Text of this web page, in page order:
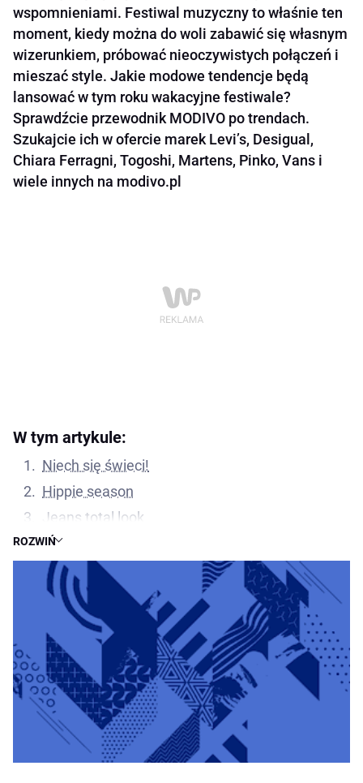
wspomnieniami. Festiwal muzyczny to właśnie ten
moment, kiedy można do woli zabawić się własnym
wizerunkiem, próbować nieoczywistych połączeń i
mieszać style. Jakie modowe tendencje będą
lansować w tym roku wakacyjne festiwale?
Sprawdźcie przewodnik MODIVO po trendach.
Szukajcie ich w ofercie marek Levi’s, Desigual,
Chiara Ferragni, Togoshi, Martens, Pinko, Vans i
wiele innych na modivo.pl
W tym artykule:
ROZWIŃ
Niech się świeci!
Hippie season
Jeans total look
Y2K
Trendy męskie